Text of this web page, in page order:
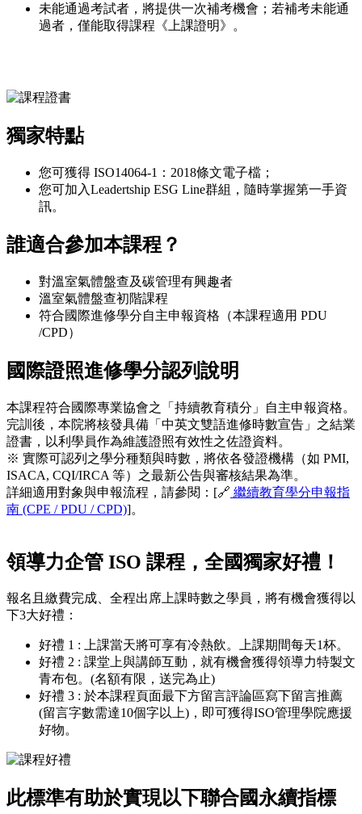
未能通過考試者，將提供一次補考機會；若補考未能通
過者，僅能取得課程《上課證明》。
獨家特點
您可獲得 ISO14064-1：2018條文電子檔；
您可加入Leadertship ESG Line群組，隨時掌握第一手資
訊。
誰適合參加本課程？
對溫室氣體盤查及碳管理有興趣者
溫室氣體盤查初階課程
符合國際進修學分自主申報資格（本課程適用 PDU
/CPD）
國際證照進修學分認列說明
本課程符合國際專業協會之「持續教育積分」自主申報資格。
完訓後，本院將核發具備「中英文雙語進修時數宣告」之結業
證書，以利學員作為維護證照有效性之佐證資料。
※ 實際可認列之學分種類與時數，將依各發證機構（如 PMI,
ISACA, CQI/IRCA 等）之最新公告與審核結果為準。
詳細適用對象與申報流程，請參閱：[🔗 繼續教育學分申報指
南 (CPE / PDU / CPD)]。
領導力企管 ISO 課程，全國獨家好禮！
報名且繳費完成、全程出席上課時數之學員，將有機會獲得以
下3大好禮：
好禮 1 : 上課當天將可享有冷熱飲。上課期間每天1杯。
好禮 2 : 課堂上與講師互動，就有機會獲得領導力特製文
青布包。(名額有限，送完為止)
好禮 3 : 於本課程頁面最下方留言評論區寫下留言推薦
(留言字數需達10個字以上)，即可獲得ISO管理學院應援
好物。
此標準有助於實現以下聯合國永續指標